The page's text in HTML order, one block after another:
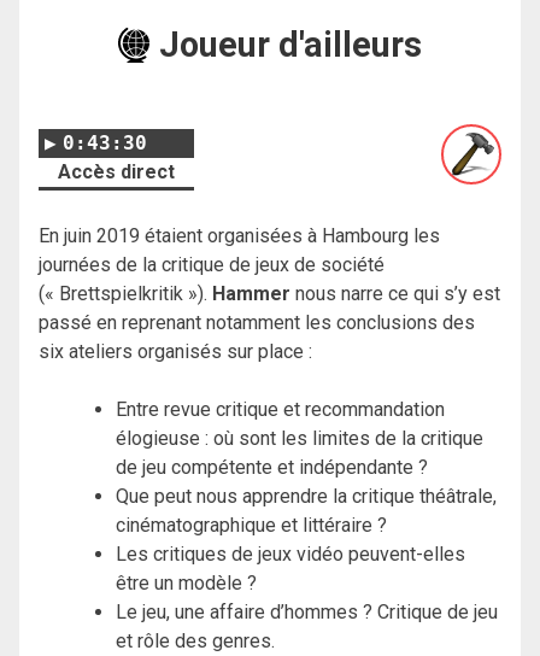
Joueur d'ailleurs
0:43:30
Accès direct
En juin 2019 étaient organisées à Hambourg les
journées de la critique de jeux de société
(« Brettspielkritik »). Hammer nous narre ce qui s’y est
passé en reprenant notamment les conclusions des
six ateliers organisés sur place :
Entre revue critique et recommandation
élogieuse : où sont les limites de la critique
de jeu compétente et indépendante ?
Que peut nous apprendre la critique théâtrale,
cinématographique et littéraire ?
Les critiques de jeux vidéo peuvent-elles
être un modèle ?
Le jeu, une affaire d’hommes ? Critique de jeu
et rôle des genres.